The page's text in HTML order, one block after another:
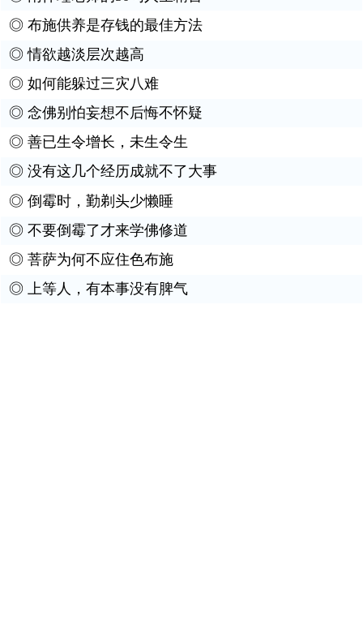
◎ 布施供养是存钱的最佳方法
◎情欲越淡层次越高
◎ 如何能躲过三灾八难
◎ 念佛别怕妄想不后悔不怀疑
◎ 善已生令增长，未生令生
◎ 没有这几个经历成就不了大事
◎ 倒霉时，勤剃头少懒睡
◎ 不要倒霉了才来学佛修道
◎ 菩萨为何不应住色布施
◎ 上等人，有本事没有脾气